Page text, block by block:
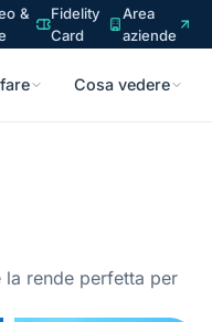
&
Fidelity
Card
Area
aziende
Cosa vedere
la rende perfetta per